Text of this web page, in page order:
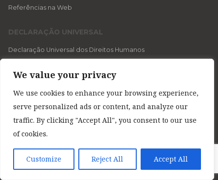
We value your privacy
We use cookies to enhance your browsing experience,
serve personalized ads or content, and analyze our
traffic. By clicking "Accept All", you consent to our use
of cookies.
Customize Reject All Accept All
Referências na Web
DECLARAÇÃO UNIVERSAL
Declaração Universal dos Direitos Humanos
O “direito a ter direitos”
A lógica das vítimas
Os direitos na ordem internacional
Direitos para a História
TEMAS